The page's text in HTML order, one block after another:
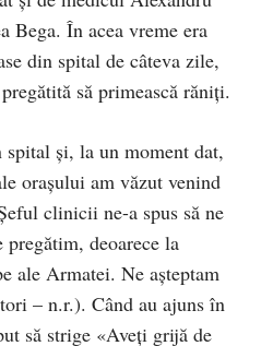
Bega. În acea vreme era
din spital de câteva zile,
să primească răniți.
spital și, la un moment dat,
orașului am văzut venind
clinicii ne-a spus să ne
pregătim, deoarece la
ale Armatei. Ne așteptam
– n.r.). Când au ajuns în
să strige «Aveți grijă de